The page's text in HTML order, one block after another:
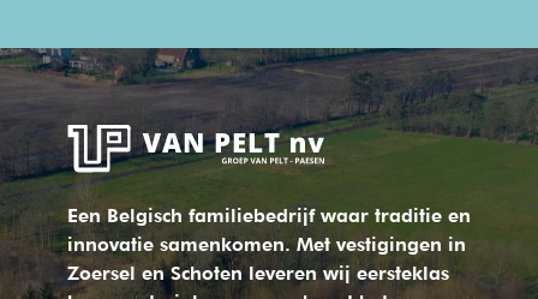
Een Belgisch familiebedrijf waar traditie en
innovatie samenkomen. Met vestigingen in
Zoersel en Schoten leveren wij eersteklas